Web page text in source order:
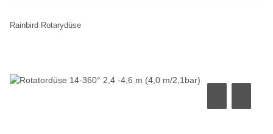
Rainbird Rotarydüse